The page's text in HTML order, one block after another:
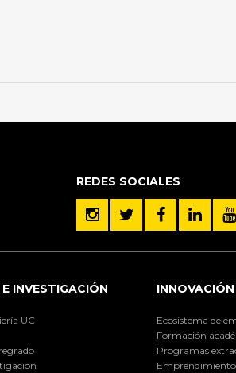
REDES SOCIALES
INVESTIGACIÓN
UC
Ecosistema de
Formación
Programas
Emprendimiento